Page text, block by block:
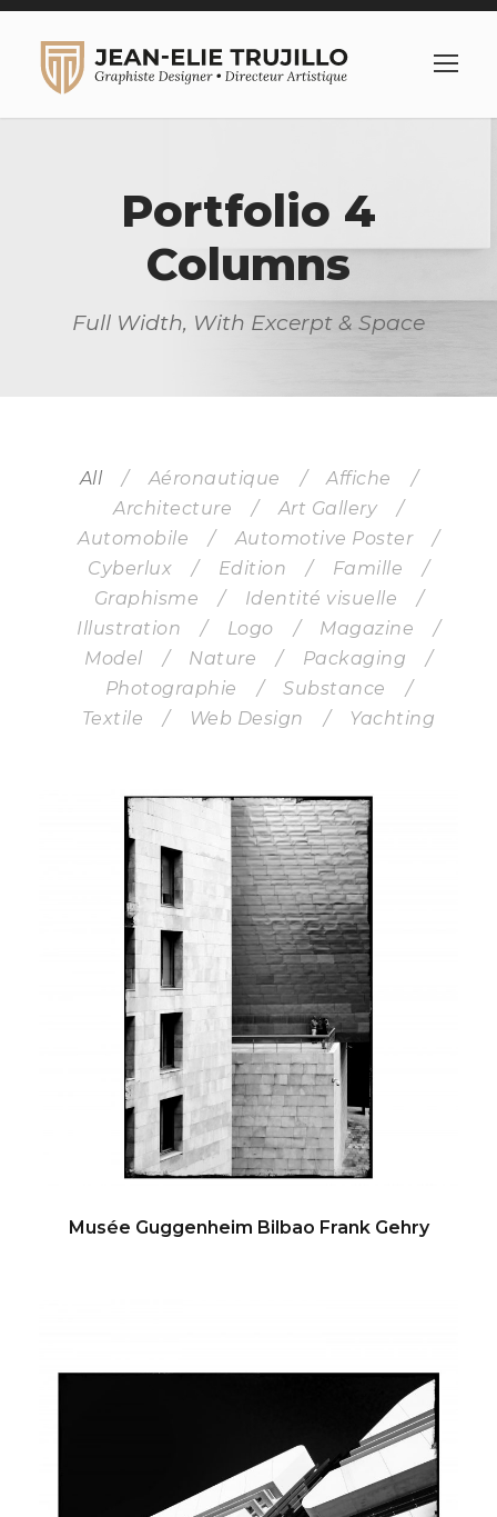
Portfolio 4
Columns
Full Width, With Excerpt & Space
All / Aéronautique / Affiche
/
Architecture
/ Art Gallery
/
Automobile
/ Automotive Poster
/
Cyberlux
/ Edition / Famille
/
Graphisme
/ Identité visuelle
/
Illustration
/ Logo / Magazine
/
Model
/ Nature / Packaging
/
Photographie
/ Substance
/
Textile
/ Web Design / Yachting
Musée Guggenheim Bilbao Frank Gehry